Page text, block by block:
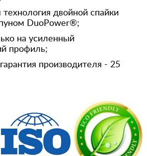
двойной спайки
DuoPower®;
на усиленный
профиль;
производителя - 25